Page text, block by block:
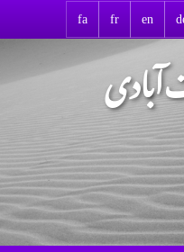
en
fr
fa